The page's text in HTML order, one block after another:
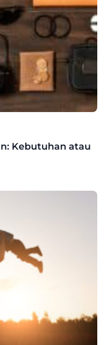
Kebutuhan atau